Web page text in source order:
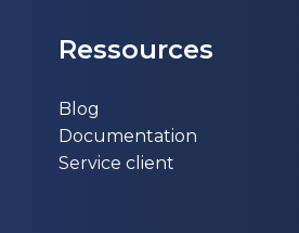
Ressources
Blog
Documentation
Service client